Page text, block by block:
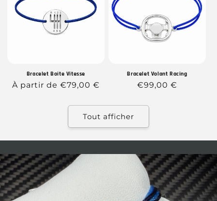
Bracelet Boite Vitesse
Prix
À partir de €79,00 €
Bracelet Volant Racing
Prix
€99,00 €
Tout afficher